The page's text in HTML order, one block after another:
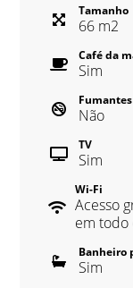
Tamanho
66 m2
Café da
Sim
Fumantes
Não
TV
Sim
Wi-Fi
Acesso
em todo
Banheiro
Sim